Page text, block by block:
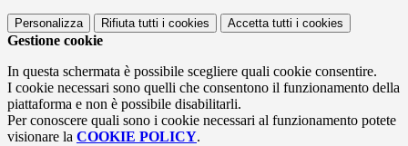
Personalizza Rifiuta tutti i cookies Accetta tutti i cookies
Gestione cookie
In questa schermata è possibile scegliere quali cookie consentire.
I cookie necessari sono quelli che consentono il funzionamento della
piattaforma e non è possibile disabilitarli.
Per conoscere quali sono i cookie necessari al funzionamento potete
visionare la COOKIE POLICY.